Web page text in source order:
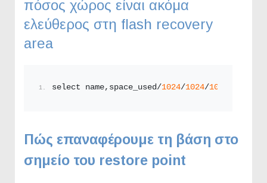
πόσος χώρος είναι ακόμα
ελεύθερος στη flash recovery
area
select name,space_used/1024/1024/1024
Πώς επαναφέρουμε τη βάση στο
σημείο του restore point